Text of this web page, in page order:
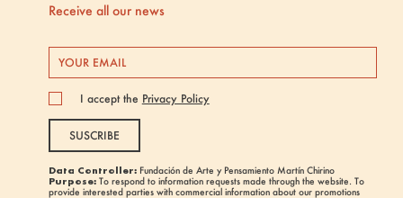
Receive all our news
I accept the Privacy Policy
SUSCRIBE
Data Controller:Fundación de Arte y Pensamiento Martín Chirino
Purpose:To respond to information requests made through the website. To
provide interested parties with commercial information about our promotions